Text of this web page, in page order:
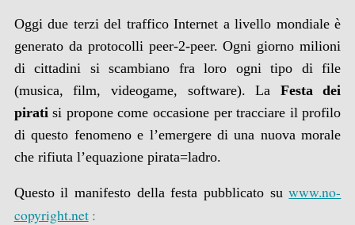
Oggi due terzi del traffico Internet a livello mondiale è
generato da protocolli peer-2-peer. Ogni giorno milioni
di cittadini si scambiano fra loro ogni tipo di file
(musica, film, videogame, software). La Festa dei
piratisi propone come occasione per tracciare il profilo
di questo fenomeno e l’emergere di una nuova morale
che rifiuta l’equazione pirata=ladro.
Questo il manifesto della festa pubblicato suwww.no-
copyright.net: